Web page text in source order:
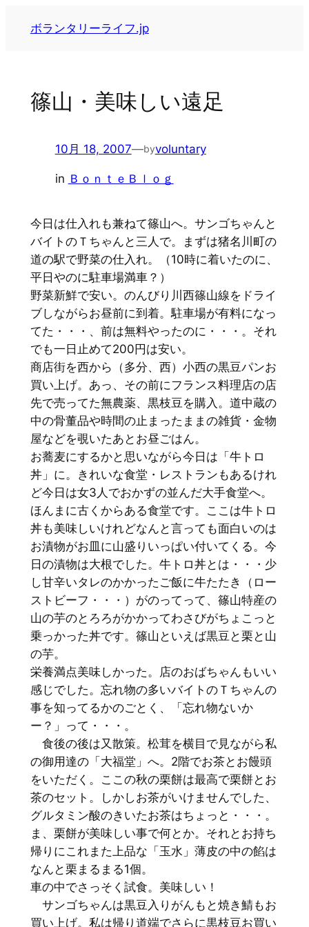
ボランタリーライフ.jp
篠山・美味しい遠足
10月 18, 2007—byvoluntary
in ＢｏｎｔｅＢｌｏｇ
今日は仕入れも兼ねて篠山へ。サンゴちゃんと
バイトのＴちゃんと三人で。まずは猪名川町の
道の駅で野菜の仕入れ。（10時に着いたのに、
平日やのに駐車場満車？）
野菜新鮮で安い。のんびり川西篠山線をドライ
ブしながらお昼前に到着。駐車場が有料になっ
てた・・・、前は無料やったのに・・・。それ
でも一日止めて200円は安い。
商店街を西から（多分、西）小西の黒豆パンお
買い上げ。あっ、その前にフランス料理店の店
先で売ってた無農薬、黒枝豆を購入。道中蔵の
中の骨董品や時間の止まったままの雑貨・金物
屋などを覗いたあとお昼ごはん。
お蕎麦にするかと思いながら今日は「牛トロ
丼」に。きれいな食堂・レストランもあるけれ
ど今日は女3人でおかずの並んだ大手食堂へ。
ほんまに古くからある食堂です。ここは牛トロ
丼も美味しいけれどなんと言っても面白いのは
お漬物がお皿に山盛りいっぱい付いてくる。今
日の漬物は大根でした。牛トロ丼とは・・・少
し甘辛いタレのかかったご飯に牛たたき（ロー
ストビーフ・・・）がのってって、篠山特産の
山の芋のとろろがかかってわさびがちょこっと
乗っかった丼です。篠山といえば黒豆と栗と山
の芋。
栄養満点美味しかった。店のおばちゃんもいい
感じでした。忘れ物の多いバイトのＴちゃんの
事を知ってるかのごとく、「忘れ物ないか
ー？」って・・・。
食後の後は又散策。松茸を横目で見ながら私
の御用達の「大福堂」へ。2階でお茶とお饅頭
をいただく。ここの秋の栗餅は最高で栗餅とお
茶のセット。しかしお茶がいけませんでした、
グルタミン酸のきいたお茶はちょっと・・・。
ま、栗餅が美味しい事で何とか。それとお持ち
帰りにこれまた上品な「玉水」薄皮の中の餡は
なんと栗まるまる1個。
車の中でさっそく試食。美味しい！
サンゴちゃんは黒豆入りがんもと焼き鯖もお
買い上げ。私は帰り道端でさらに黒枝豆お買い